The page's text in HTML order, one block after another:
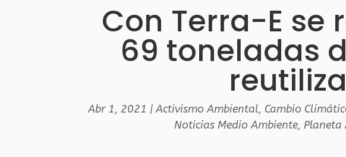
Con Terra-E se
69 toneladas
Abr 1, 2021 |Activismo Ambiental, Cambio
Noticias Medio Ambiente, Planeta